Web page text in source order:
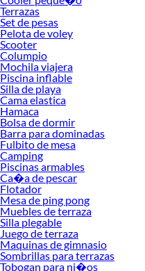
También puedes aprovechar
donde es posible encontrar piezas
suelen ofrecer descuentos en juegos
lo que facilita renovar tu terraza sin
considera el uso que le darás al
frecuentan y el tipo de
Explora nuestras colecciones
Conoce más sobre sus beneficios y
relajarte, compartir y disfrutar al aire
Terrazas
Set de pesas
Pelota de voley
Scooter
Columpio
Mochila viajera
Piscina inflable
Silla de playa
Cama elastica
Hamaca
Bolsa de dormir
Barra para dominadas
Fulbito de mesa
Camping
Piscinas armables
Ca�a de pescar
Flotador
Mesa de ping pong
Muebles de terraza
Silla plegable
Juego de terraza
Maquinas de gimnasio
Sombrillas para terrazas
Tobogan para ni�os